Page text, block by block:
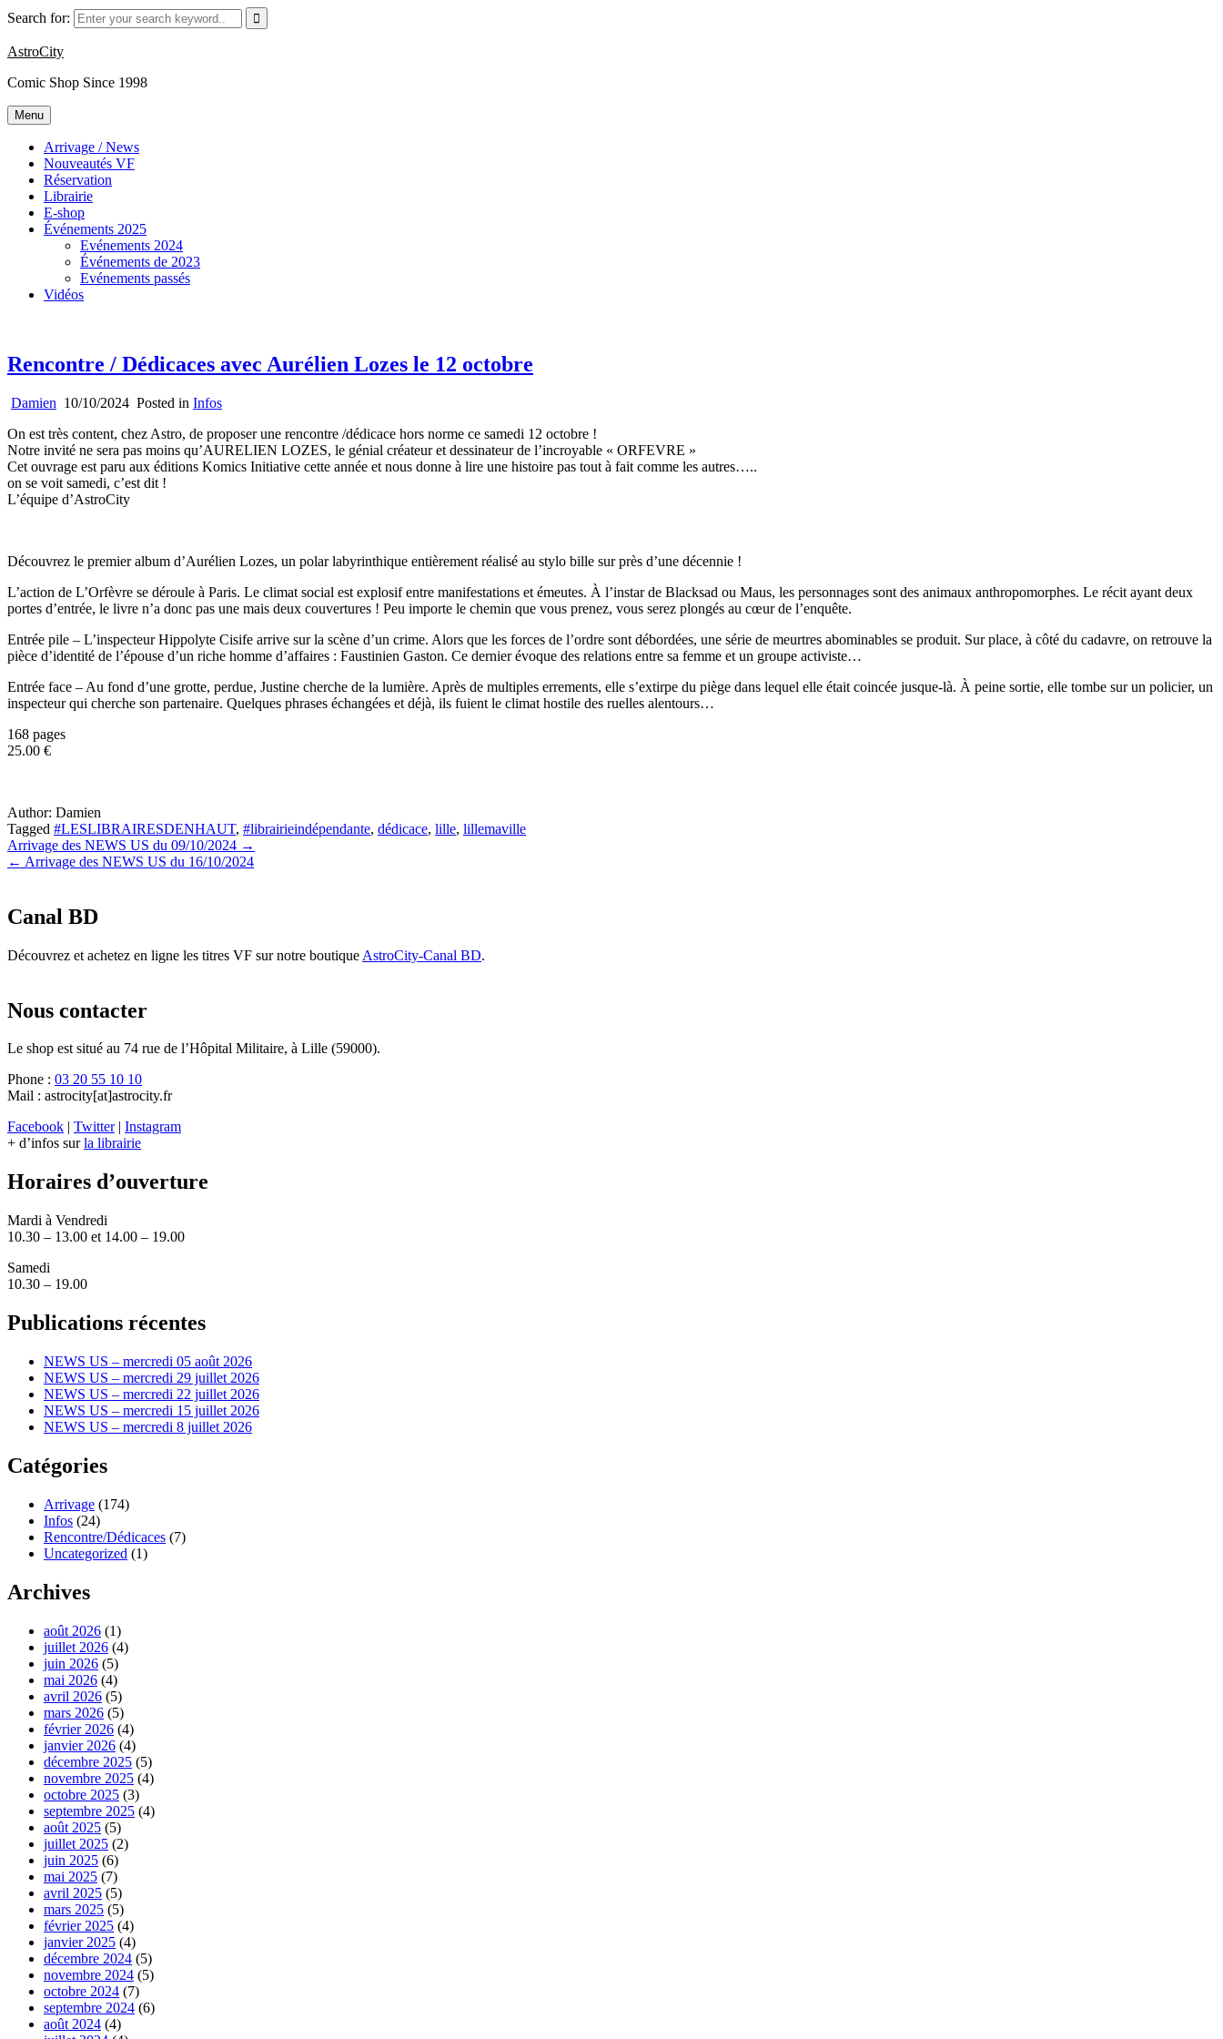
Skip
content
Search for:
AstroCity
Comic Shop Since 1998
Menu
Arrivage / News
Nouveautés VF
Réservation
Librairie
E-shop
Événements 2025
Evénements 2024
Événements de 2023
Evénements passés
Vidéos
Rencontre / Dédicaces avec Aurélien Lozes le 12 octobre
Damien 10/10/2024 Posted in Infos
On est très content, chez Astro, de proposer une rencontre /dédicace hors norme ce samedi 12 octobre !
Notre invité ne sera pas moins qu’AURELIEN LOZES, le génial créateur et dessinateur de l’incroyable « ORFEVRE »
Cet ouvrage est paru aux éditions Komics Initiative cette année et nous donne à lire une histoire pas tout à fait comme les autres…..
on se voit samedi, c’est dit !
L’équipe d’AstroCity
Découvrez le premier album d’Aurélien Lozes, un polar labyrinthique entièrement réalisé au stylo bille sur près d’une décennie !
L’action de L’Orfèvre se déroule à Paris. Le climat social est explosif entre manifestations et émeutes. À l’instar de Blacksad ou Maus, les personnages sont des animaux anthropomorphes. Le récit ayant deux
portes d’entrée, le livre n’a donc pas une mais deux couvertures ! Peu importe le chemin que vous prenez, vous serez plongés au cœur de l’enquête.
Entrée pile – L’inspecteur Hippolyte Cisife arrive sur la scène d’un crime. Alors que les forces de l’ordre sont débordées, une série de meurtres abominables se produit. Sur place, à côté du cadavre, on retrouve la
pièce d’identité de l’épouse d’un riche homme d’affaires : Faustinien Gaston. Ce dernier évoque des relations entre sa femme et un groupe activiste…
Entrée face – Au fond d’une grotte, perdue, Justine cherche de la lumière. Après de multiples errements, elle s’extirpe du piège dans lequel elle était coincée jusque-là. À peine sortie, elle tombe sur un policier, un
inspecteur qui cherche son partenaire. Quelques phrases échangées et déjà, ils fuient le climat hostile des ruelles alentours…
168 pages
25.00 €
Author: Damien
Tagged #LESLIBRAIRESDENHAUT, #librairieindépendante, dédicace, lille, lillemaville
Navigation
de
Arrivage des NEWS US du 09/10/2024 →
← Arrivage des NEWS US du 16/10/2024
Canal BD
Découvrez et achetez en ligne les titres VF sur notre boutique AstroCity-Canal BD.
Nous contacter
Le shop est situé au 74 rue de l’Hôpital Militaire, à Lille (59000).
Phone : 03 20 55 10 10
Mail : astrocity[at]astrocity.fr
Facebook | Twitter| Instagram
+ d’infos surla librairie
Horaires d’ouverture
Mardi à Vendredi
10.30 – 13.00 et 14.00 – 19.00
Samedi
10.30 – 19.00
Publications récentes
NEWS US – mercredi 05 août 2026
NEWS US – mercredi 29 juillet 2026
NEWS US – mercredi 22 juillet 2026
NEWS US – mercredi 15 juillet 2026
NEWS US – mercredi 8 juillet 2026
Catégories
Arrivage (174)
Infos (24)
Rencontre/Dédicaces (7)
Uncategorized (1)
Archives
août 2026 (1)
juillet 2026 (4)
juin 2026 (5)
mai 2026 (4)
avril 2026 (5)
mars 2026 (5)
février 2026 (4)
janvier 2026 (4)
décembre 2025 (5)
novembre 2025 (4)
octobre 2025 (3)
septembre 2025 (4)
août 2025 (5)
juillet 2025 (2)
juin 2025 (6)
mai 2025 (7)
avril 2025 (5)
mars 2025 (5)
février 2025 (4)
janvier 2025 (4)
décembre 2024 (5)
novembre 2024 (5)
octobre 2024 (7)
septembre 2024 (6)
août 2024 (4)